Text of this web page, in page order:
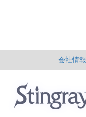
会社情報